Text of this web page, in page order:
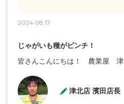
2024.08.17
じゃがいも種がピンチ！
皆さんこんにちは！ 農業屋
津北店 濱田店長